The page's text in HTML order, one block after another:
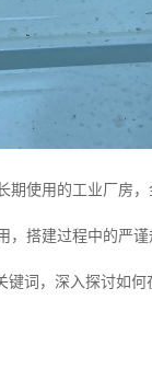
期使用的工业厂房
，搭建过程中的严
键词，深入探讨如